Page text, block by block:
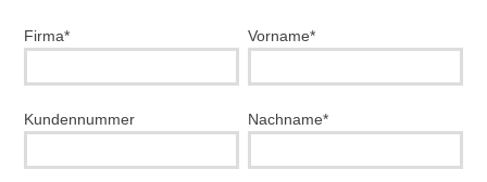
Firma*
Kundennummer
Vorname*
Nachname*